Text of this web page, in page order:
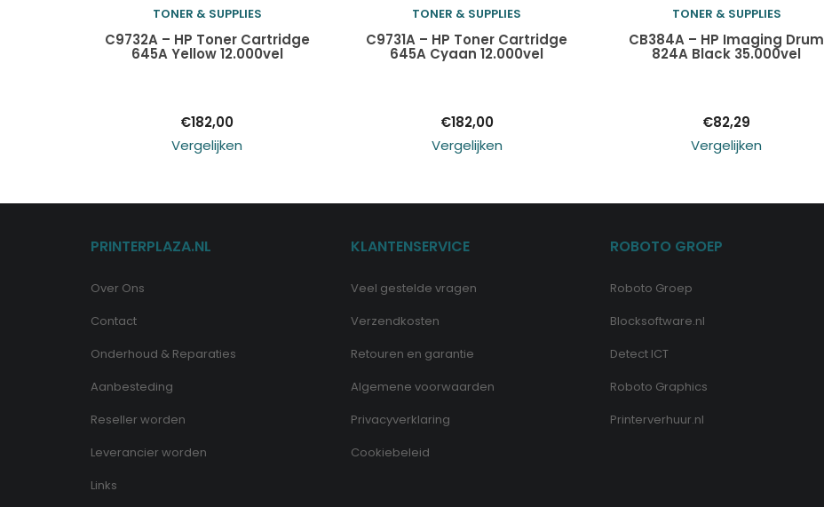
Toevoegen aan
TONER & SUPPLIES
C9732A – HP Toner Cartridge
645A Yellow 12.000vel
€182,00
Vergelijken
Toevoegen aan
TONER & SUPPLIES
C9731A – HP Toner Cartridge
645A Cyaan 12.000vel
€182,00
Vergelijken
Toevoegen aan
TONER & SUPPLIES
CB384A – HP Imaging Drum
824A Black 35.000vel
€82,29
Vergelijken
PRINTERPLAZA.NL
Over Ons
Contact
Onderhoud & Reparaties
Aanbesteding
Reseller worden
Leverancier worden
Links
KLANTENSERVICE
Veel gestelde vragen
Verzendkosten
Retouren en garantie
Algemene voorwaarden
Privacyverklaring
Cookiebeleid
ROBOTO GROEP
Roboto Groep
Blocksoftware.nl
Detect ICT
Roboto Graphics
Printerverhuur.nl